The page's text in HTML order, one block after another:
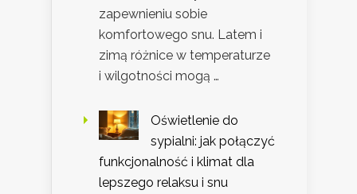
zapewnieniu sobie
komfortowego snu. Latem i
zimą różnice w temperaturze
i wilgotności mogą …
Oświetlenie do
sypialni: jak połączyć
funkcjonalność i klimat dla
lepszego relaksu i snu